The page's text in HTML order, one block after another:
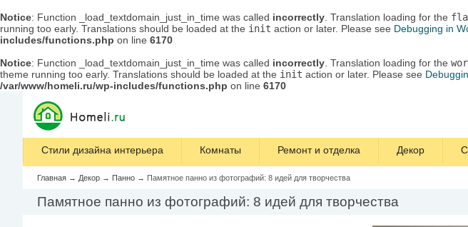
Notice: Function _load_textdomain_just_in_time was called incorrectly . Translation loading for the
running too early. Translations should be loaded at the init action or later. Please see Debugging in
includes/functions.php on line 6170
Notice: Function _load_textdomain_just_in_time was called incorrectly . Translation loading for the
theme running too early. Translations should be loaded at the init action or later. Please see
/var/www/homeli.ru/wp-includes/functions.php on line 6170
Стили дизайна интерьера Комнаты Ремонт и отделка Декор
Главная → Декор → Панно → Памятное панно из фотографий: 8 идей для творчества
Памятное панно из фотографий: 8 идей для творчества